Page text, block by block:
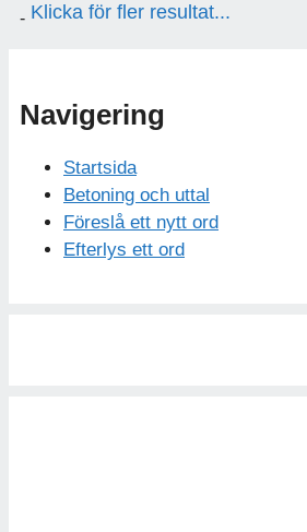
Klicka för fler resultat...
Exact matches only
Hidden label
Hidden label
-
Navigering
Startsida
Betoning och uttal
Föreslå ett nytt ord
Efterlys ett ord